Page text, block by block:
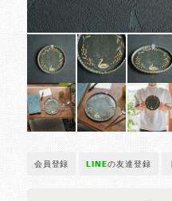
会員登録 LINEの友達登録